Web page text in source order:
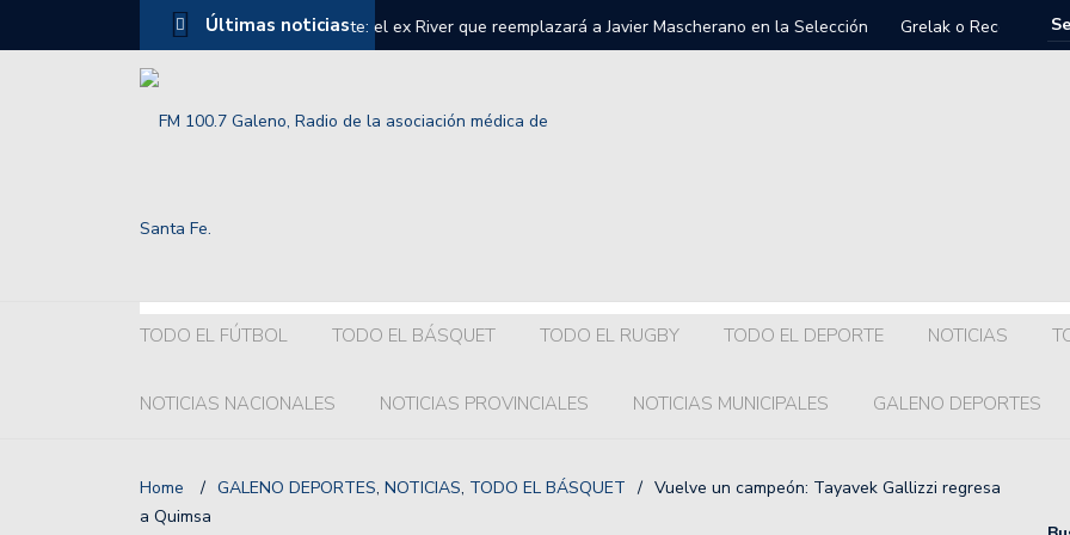
Últimas noticias
a Javier Mascherano en la Selección Grelak o Recoba ¿Quién llegará a Colón?
TODO EL FÚTBOL TODO EL BÁSQUET TODO EL RUGBY TODO EL DEPORTE NOTICIAS
NOTICIAS NACIONALES NOTICIAS PROVINCIALES NOTICIAS MUNICIPALES GALENO DEPORTES
Home / GALENO DEPORTES, NOTICIAS, TODO EL BÁSQUET / Vuelve un campeón: Tayavek Gallizzi regresa
a Quimsa